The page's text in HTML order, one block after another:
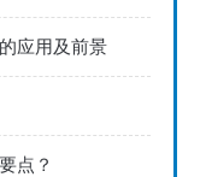
应用及前景
点？